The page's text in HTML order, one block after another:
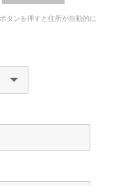
タンを押すと住所が自動的に